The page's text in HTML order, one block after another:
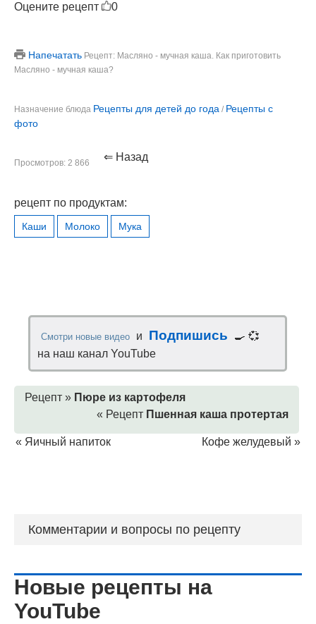
Оцените рецепт 0
Напечатать Рецепт: Масляно - мучная каша. Как приготовить
Масляно - мучная каша?
Назначение блюда Рецепты для детей до года / Рецепты с
фото
Просмотров: 2 866 ⇐ Назад
рецепт по продуктам:
Каши Молоко Мука
Смотри новые видео и Подпишись
🍳 💞
на наш канал YouTube
Рецепт » Пюре из картофеля
« Рецепт Пшенная каша протертая
« Яичный напиток Кофе желудевый »
Комментарии и вопросы по рецепту
Новые рецепты на
YouTube